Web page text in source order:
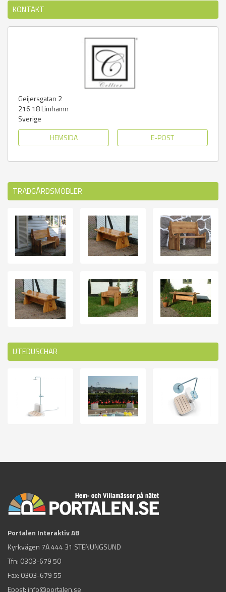
KONTAKT
Geijersgatan 2
216 18Limhamn
Sverige
HEMSIDA
E-POST
TRÄDGÅRDSMÖBLER
UTEDUSCHAR
Portalen Interaktiv AB
Kyrkvägen 7A 444 31 STENUNGSUND
Tfn: 0303-679 50
Fax: 0303-679 55
Epost: info@portalen.se